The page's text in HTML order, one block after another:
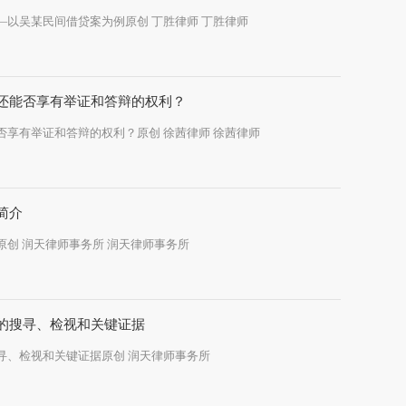
民事诉讼中夫妻共同债务的认定——以吴某民间借贷案为例原创 丁胜律师 丁胜律师
能否享有举证和答辩的权利？
被告无正当理由不到庭，庭后还能否享有举证和答辩的权利？原创 徐茜律师 徐茜律师
介
【学习园地】要件审判九步法简介原创 润天律师事务所 润天律师事务所
搜寻、检视和关键证据
【学习园地】特殊侵权请求权的搜寻、检视和关键证据原创 润天律师事务所